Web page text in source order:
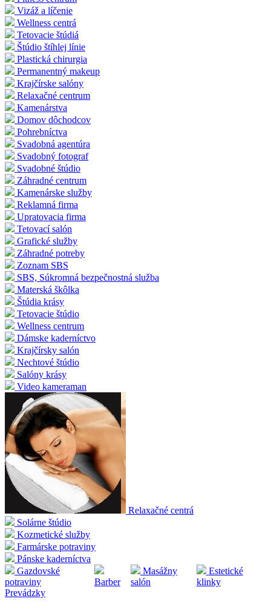
Vizáž a líčenie
Wellness centrá
Tetovacie štúdiá
Štúdio štíhlej línie
Plastická chirurgia
Permanentný makeup
Krajčírske salóny
Relaxačné centrum
Kamenárstva
Domov dôchodcov
Pohrebníctva
Svadobná agentúra
Svadobný fotograf
Svadobné štúdio
Záhradné centrum
Kamenárske služby
Reklamná firma
Upratovacia firma
Tetovací salón
Grafické služby
Záhradné potreby
Zoznam SBS
SBS, Súkromná bezpečnostná služba
Materská škôlka
Štúdia krásy
Tetovacie štúdio
Wellness centrum
Dámske kaderníctvo
Krajčírsky salón
Nechtové štúdio
Salóny krásy
Video kameraman
Relaxačné centrá
Solárne štúdio
Kozmetické služby
Farmárske potraviny
Pánske kaderníctva
Gazdovské
potraviny
Barber
Masážny
salón
Estetické
klinky
Prevádzky